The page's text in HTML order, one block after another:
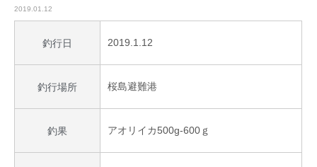
2019.01.12
釣行日 2019.1.12
釣行場所 桜島避難港
釣果 アオリイカ500g-600ｇ